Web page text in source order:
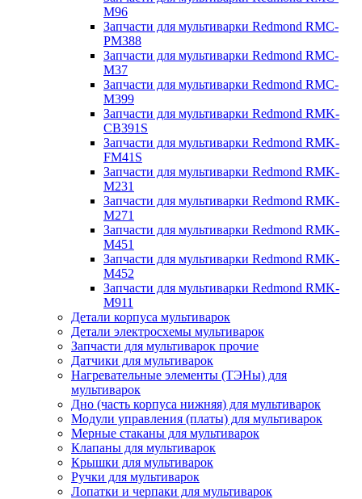
M96
Запчасти для мультиварки Redmond RMC-
PM388
Запчасти для мультиварки Redmond RMC-
M37
Запчасти для мультиварки Redmond RMC-
M399
Запчасти для мультиварки Redmond RMK-
CB391S
Запчасти для мультиварки Redmond RMK-
FM41S
Запчасти для мультиварки Redmond RMK-
M231
Запчасти для мультиварки Redmond RMK-
M271
Запчасти для мультиварки Redmond RMK-
M451
Запчасти для мультиварки Redmond RMK-
M452
Запчасти для мультиварки Redmond RMK-
M911
Детали корпуса мультиварок
Детали электросхемы мультиварок
Запчасти для мультиварок прочие
Датчики для мультиварок
Нагревательные элементы (ТЭНы) для
мультиварок
Дно (часть корпуса нижняя) для мультиварок
Модули управления (платы) для мультиварок
Мерные стаканы для мультиварок
Клапаны для мультиварок
Крышки для мультиварок
Ручки для мультиварок
Лопатки и черпаки для мультиварок